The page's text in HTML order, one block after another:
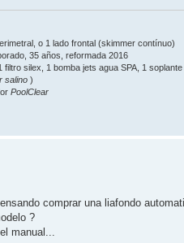
o 1 lado frontal (skimmer contínuo)
35 años, reformada 2016
silex, 1 bomba jets agua SPA, 1 soplante
salino )
PoolClear
comprar una liafondo
?
manual...